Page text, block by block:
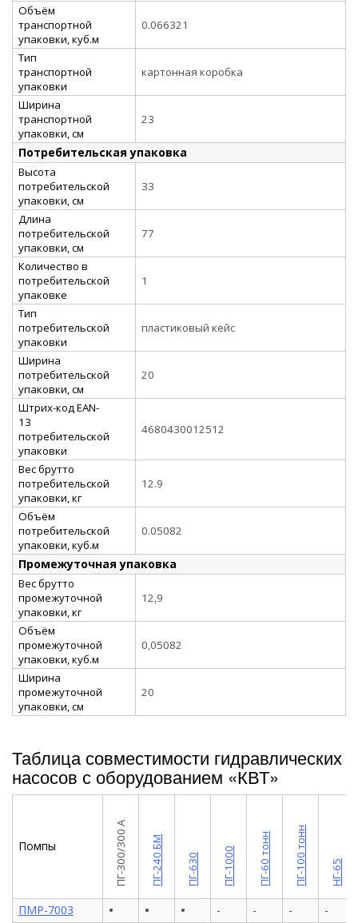
Объём
транспортной
упаковки, куб.м
0.066321
Тип
транспортной
упаковки
картонная коробка
Ширина
транспортной
упаковки, см
23
Потребительская упаковка
Высота
потребительской
упаковки, см
33
Длина
потребительской
упаковки, см
77
Количество в
потребительской
упаковке
1
Тип
потребительской
упаковки
пластиковый кейс
Ширина
потребительской
упаковки, см
20
Штрих-код EAN-
13
потребительской
упаковки
4680430012512
Вес брутто
потребительской
упаковки, кг
12.9
Объём
потребительской
упаковки, куб.м
0.05082
Промежуточная упаковка
Вес брутто
промежуточной
упаковки, кг
12,9
Объём
промежуточной
упаковки, куб.м
0,05082
Ширина
промежуточной
упаковки, см
20
Таблица совместимости гидравлических
насосов с оборудованием «КВТ»
Помпы ПГ-300/300 А ПГ-240 БМ ПГ-630 ПГ-1000 ПГ-60 тонн ПГ-100 тонн НГ-65
ПМР-7003 • • • - - -
-